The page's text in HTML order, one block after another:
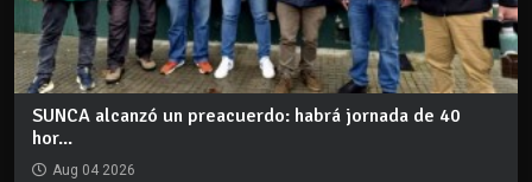
SUNCA alcanzó un preacuerdo: habrá jornada de 40
hor...
Aug 04 2026